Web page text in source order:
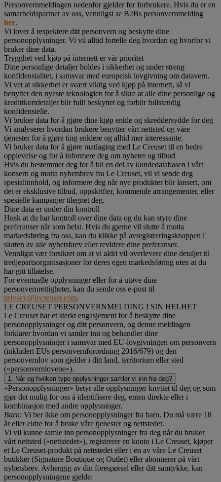
Personvernmeldingen nedenfor gjelder for forbrukere. Hvis du er en
samarbeidspartner av oss, vennligst se B2Bs personvernmelding
her.
Vi lover å respektere ditt personvern og beskytte dine
personopplysninger. Vi vil alltid fortelle deg hvordan og hvorfor vi
bruker dine data.
Trygghet ved kjøp på internett er vår prioritet
Dine personlige detaljer holdes i sikkerhet og under streng
konfidensialitet, i samsvar med europeisk lovgivning om datavern.
Vi vet at sikkerhet er svært viktig ved kjøp på internett, så vi
benytter den nyeste teknologien for å sikre at alle dine personlige og
kredittkortdetaljer blir fullt beskyttet og forblir fullstendig
konfidensielle.
Vi bruker data for å gjøre dine kjøp enkle og skreddersydde for deg
Vi analyserer hvordan brukere benytter vårt nettsted og våre
tjenester for å gjøre ting enklere og alltid mer interessante.
Vi bruker data for å gjøre matlaging med Le Creuset til en bedre
opplevelse og for å informere deg om nyheter og tilbud
Hvis du bestemmer deg for å bli en del av kundedatabasen i vårt
konsern og motta nyhetsbrev fra Le Creuset, vil vi sende deg
spesialinnhold, og informere deg når nye produkter blir lansert, om
det er eksklusive tilbud, oppskrifter, kommende arrangementer, eller
spesielle kampanjer tilegnet deg.
Dine data er under din kontroll
Husk at du har kontroll over dine data og du kan styre dine
preferanser når som helst. Hvis du gjerne vil slutte å motta
markedsføring fra oss, kan du klikke på avregistreringsknappen i
slutten av alle nyhetsbrev eller revidere dine preferanser.
Vennligst vær forsikret om at vi aldri vil overlevere dine detaljer til
tredjepartsorganisasjoner for deres egen markedsføring uten at du
har gitt tillatelse.
For eventuelle opplysninger eller for å utøve dine
personvernrettigheter, kan du sende oss e-post til
privacy@lecreuset.com.
LE CREUSET PERSONVERNMELDING I SIN HELHET
Le Creuset har et sterkt engasjement for å beskytte dine
personopplysninger og ditt personvern, og denne meldingen
forklarer hvordan vi samler inn og behandler dine
personopplysninger i samsvar med EU-lovgivningen om personvern
(inkludert EUs personvernforordning 2016/679) og den
personvernlov som gjelder i ditt land, territorium eller sted
(«personvernlovene»).
1. Når og hvilken type opplysninger samler vi inn fra deg?
«Personopplysninger» betyr alle opplysninger knyttet til deg og som
gjør det mulig for oss å identifisere deg, enten direkte eller i
kombinasjon med andre opplysninger.
Barn: Vi ber ikke om personopplysninger fra barn. Du må være 18
år eller eldre for å bruke våre tjenester og nettstedet.
Vi vil kunne samle inn personopplysninger fra deg når du bruker
vårt nettsted («nettstedet»), registrerer en konto i Le Creuset, kjøper
et Le Creuset-produkt på nettstedet eller i en av våre Le Creuset
butikker (Signature Boutique og Outlet) eller abonnerer på vårt
nyhetsbrev. Avhengig av din forespørsel eller ditt samtykke, kan
personopplysningene gjelde: